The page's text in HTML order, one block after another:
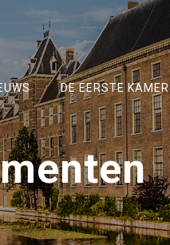
DE EERSTE KAMER